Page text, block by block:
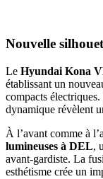
Nouvelle
Le Hyundai Kona
établissant un
compacts
dynamique révèlent
À l’avant comme à
lumineuses à DEL,
avant-gardiste. La
esthétisme crée un